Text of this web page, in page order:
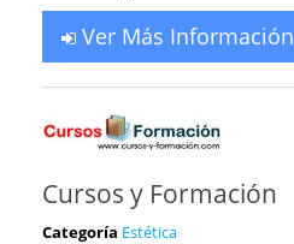
Ver Más Información
Cursos y Formación
Categoría Estética